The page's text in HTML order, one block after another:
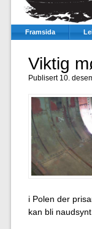
Framsida
Viktig
Publisert 10.
i Polen der
kan bli